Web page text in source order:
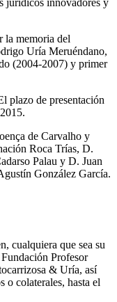
jurídicos innovadores y
la memoria del
Uría Meruéndano,
(2004-2007) y primer
plazo de presentación
de Carvalho y
Roca Trías, D.
Palau y D. Juan
González García.
cualquiera que sea su
Profesor
& Uría, así
o colaterales, hasta el